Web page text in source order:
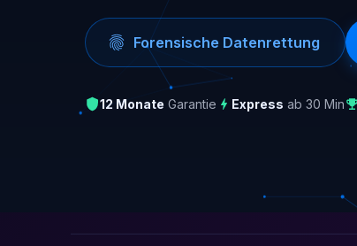
Forensische Datenrettung
12 Monate Garantie Express ab 30 Min